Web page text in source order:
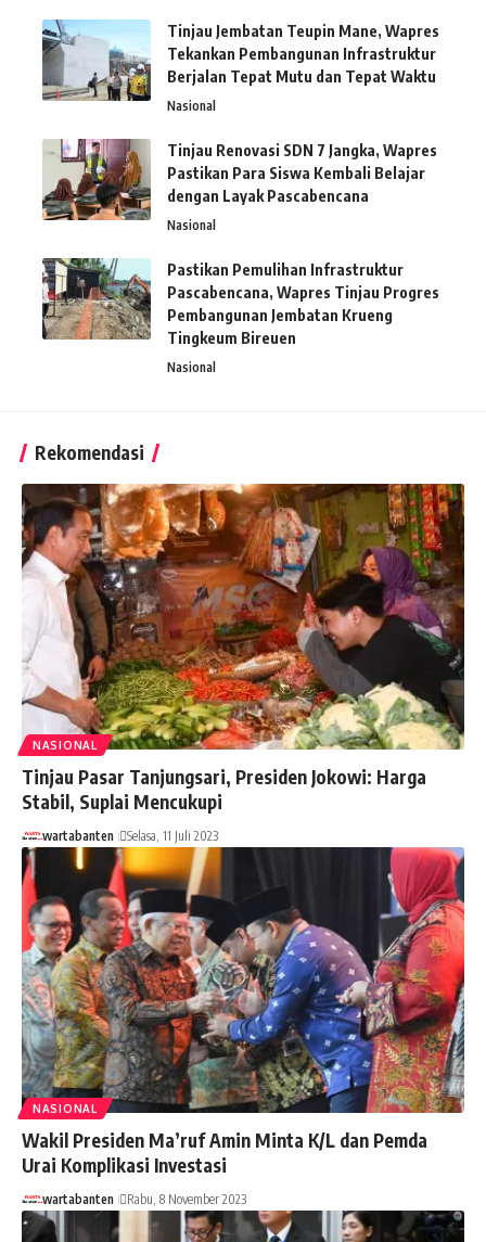
Tinjau Jembatan Teupin Mane, Wapres
Tekankan Pembangunan Infrastruktur
Berjalan Tepat Mutu dan Tepat Waktu
Nasional
Tinjau Renovasi SDN 7 Jangka, Wapres
Pastikan Para Siswa Kembali Belajar
dengan Layak Pascabencana
Nasional
Pastikan Pemulihan Infrastruktur
Pascabencana, Wapres Tinjau Progres
Pembangunan Jembatan Krueng
Tingkeum Bireuen
Nasional
Rekomendasi
NASIONAL
Tinjau Pasar Tanjungsari, Presiden Jokowi: Harga
Stabil, Suplai Mencukupi
wartabanten Selasa, 11 Juli 2023
NASIONAL
Wakil Presiden Ma’ruf Amin Minta K/L dan Pemda
Urai Komplikasi Investasi
wartabanten Rabu, 8 November 2023